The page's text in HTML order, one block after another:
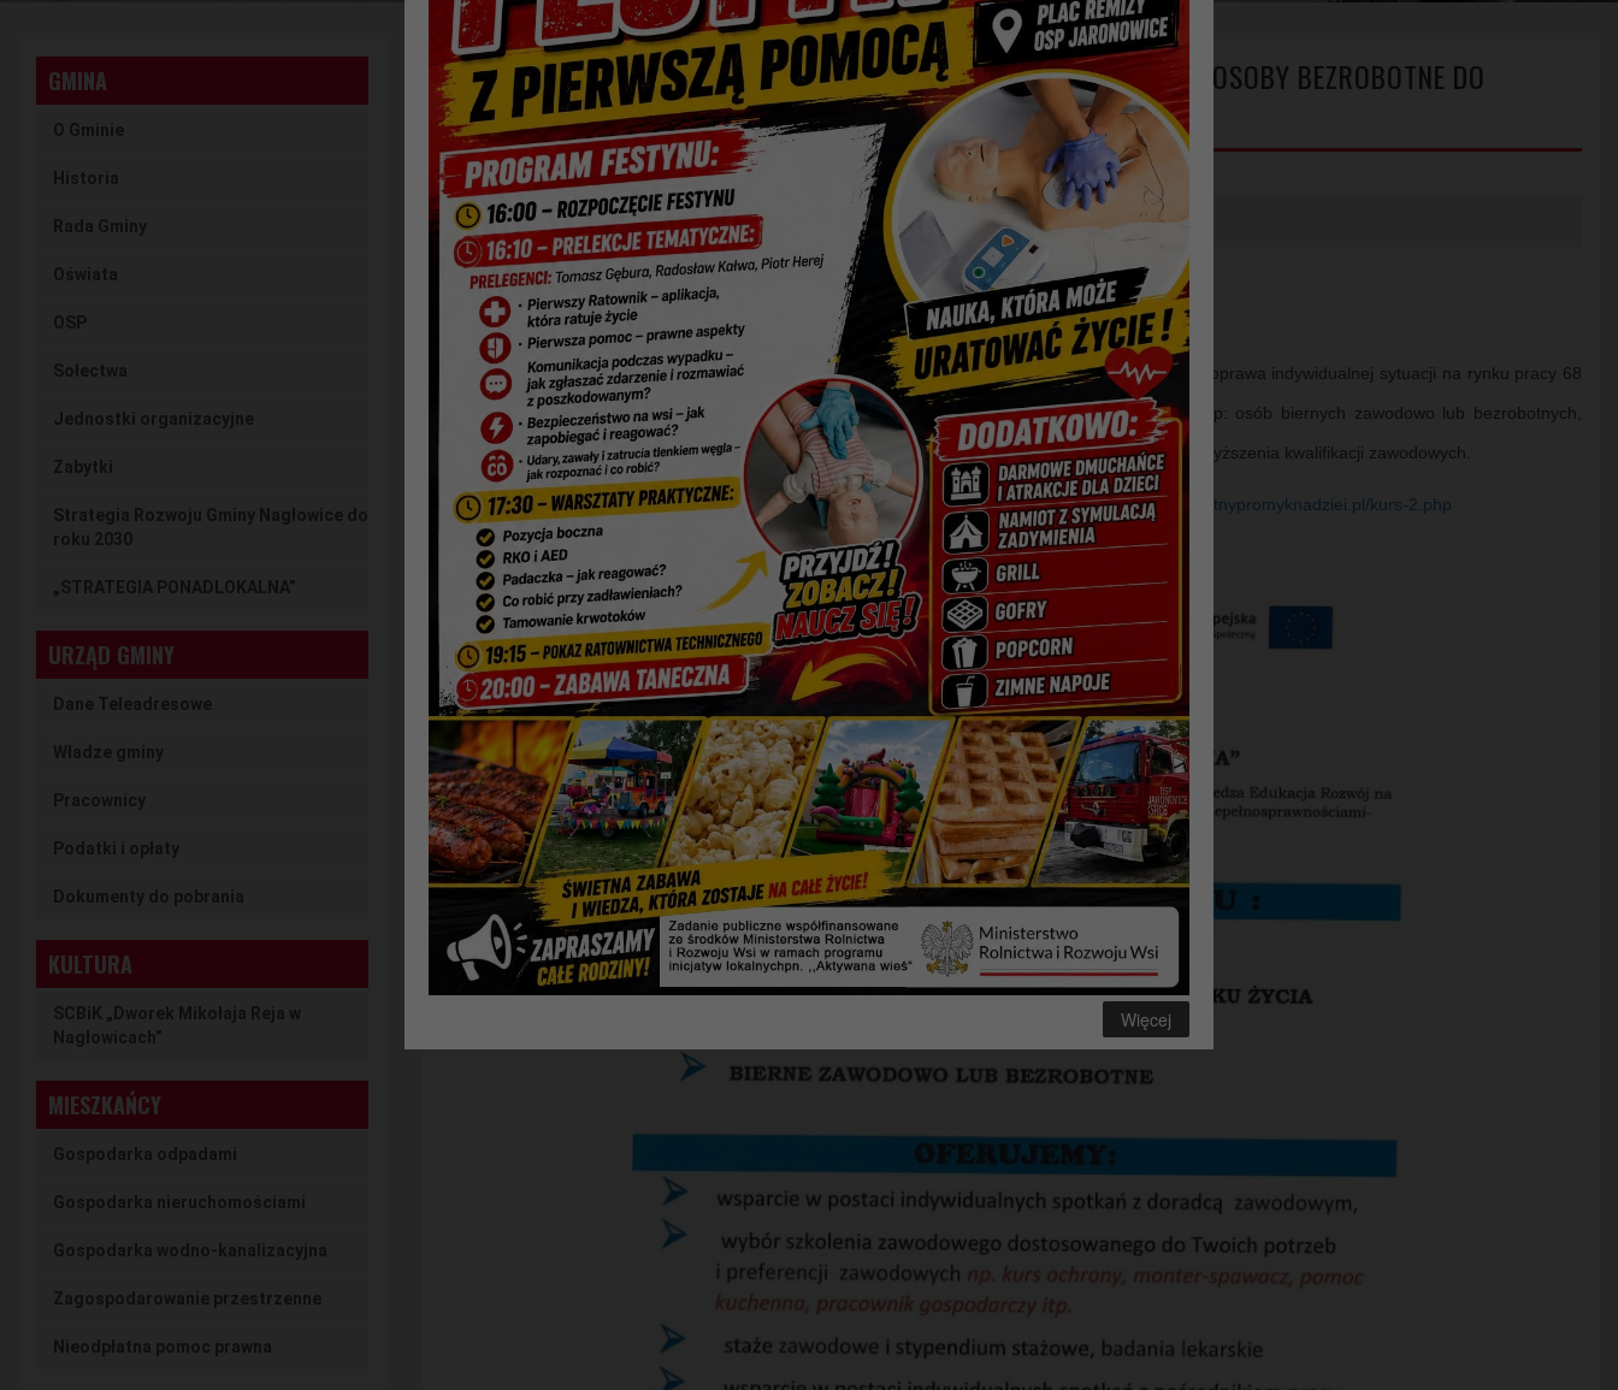
Więcej
GMINA
O Gminie
Historia
Rada Gminy
Oświata
OSP
Sołectwa
Jednostki organizacyjne
Zabytki
Strategia Rozwoju Gminy Nagłowice do
roku 2030
„STRATEGIA PONADLOKALNA”
URZĄD GMINY
Dane Teleadresowe
Władze gminy
Pracownicy
Podatki i opłaty
Dokumenty do pobrania
KULTURA
SCBiK „Dworek Mikołaja Reja w
Nagłowicach”
MIESZKAŃCY
Gospodarka odpadami
Gospodarka nieruchomościami
Gospodarka wodno-kanalizacyjna
Zagospodarowanie przestrzenne
Nieodpłatna pomoc prawna
FUNDACJA MIŚKA ZDZISKA – BŁĘKITNY PROMYK NADZIEI ZAPRASZA OSOBY BEZROBOTNE DO
UDZIAŁU W REALIZOWANYCH PROJEKTACH.
Czytaj artykuł (lektor) Drukuj stronę Wyświetl stronę w formacie PDF
25 kwietnia 2022
Sprawna droga do zatrudnienia
Celem głównym projektu jest zwiększenie aktywności zawodowej i potencjału zawodowego oraz poprawa indywidualnej sytuacji na rynku pracy 68
os. z niepełnosprawnościami (w tym 41 K) w wieku powyżej 18 roku życia, należących do grup: osób biernych zawodowo lub bezrobotnych,
będących mieszkańcami (wg KC) woj. świętokrzyskiego, poprzez umożliwienie im nabycia lub podwyższenia kwalifikacji zawodowych.
więcej na stronie Fundacji Miśka Zdziska – Błękitny Promyk Nadziei pod adresem:https://www.blekitnypromyknadziei.pl/kurs-2.php